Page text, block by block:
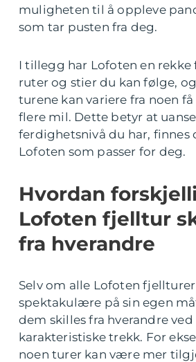
muligheten til å oppleve
som tar pusten fra deg.
I tillegg har Lofoten en rekke
ruter og stier du kan følge,
turene kan variere fra noen
flere mil. Dette betyr at
ferdighetsnivå du har, finnes
Lofoten som passer for deg.
Hvordan
Lofoten fjelltur
fra hverandre
Selv om alle Lofoten
spektakulære på sin egen
dem skilles fra hverandre ved
karakteristiske trekk. For
noen turer kan være mer